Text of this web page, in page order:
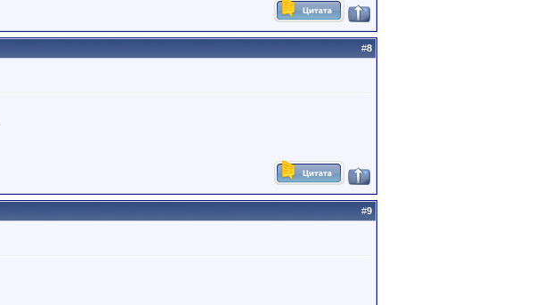
#8
#9